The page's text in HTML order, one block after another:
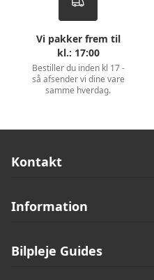
Vi pakker frem til
kl.: 17:00
Bestiller du inden kl 17 -
så afsender vi dine vare
samme hverdag.
Kontakt
Telefon: 42171742
Information
Bilpleje Guides